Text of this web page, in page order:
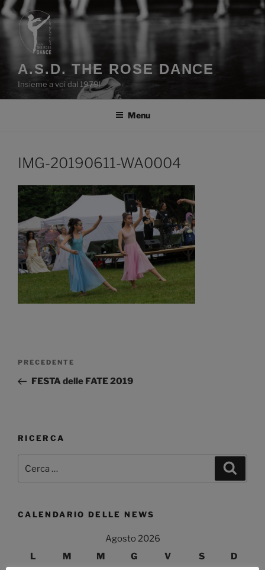
Salta
al
contenuto
A.S.D. THE ROSE DANCE
Insieme a voi dal 1979!
Menu
IMG-20190611-WA0004
Articolo
precedente:
PRECEDENTE
FESTA delle FATE 2019
RICERCA
CALENDARIO DELLE NEWS
Agosto 2026
L
M M G V S D